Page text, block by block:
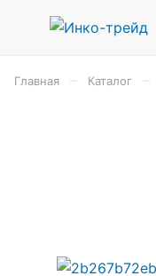
Главная Каталог